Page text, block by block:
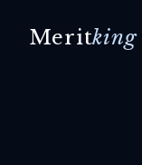
Meritking